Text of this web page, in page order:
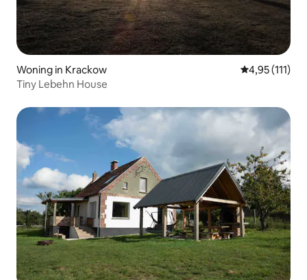
Woning in Krackow Gemiddelde
4,95 (111)
Tiny Lebehn House